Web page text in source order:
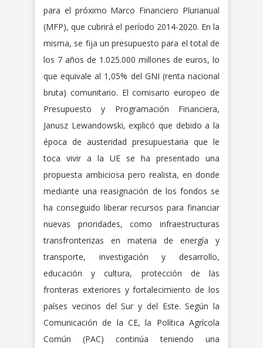
para el próximo Marco Financiero Plurianual
(MFP), que cubrirá el período 2014-2020. En la
misma, se fija un presupuesto para el total de
los 7 años de 1.025.000 millones de euros, lo
que equivale al 1,05% del GNI (renta nacional
bruta) comunitario. El comisario europeo de
Presupuesto y Programación Financiera,
Janusz Lewandowski, explicó que debido a la
época de austeridad presupuestaria que le
toca vivir a la UE se ha presentado una
propuesta ambiciosa pero realista, en donde
mediante una reasignación de los fondos se
ha conseguido liberar recursos para financiar
nuevas prioridades, como infraestructuras
transfronterizas en materia de energía y
transporte, investigación y desarrollo,
educación y cultura, protección de las
fronteras exteriores y fortalecimiento de los
países vecinos del Sur y del Este. Según la
Comunicación de la CE, la Política Agrícola
Común (PAC) continúa teniendo una